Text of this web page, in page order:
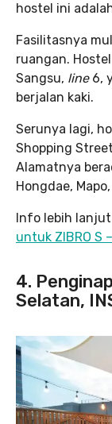
hostel ini
Fasilitasnya
ruangan.
Sangsu, line 6,
berjalan kaki.
Serunya lagi,
Shopping
Alamatnya
Hongdae,
Info lebih
untuk ZIBRO S
4.
Selatan,